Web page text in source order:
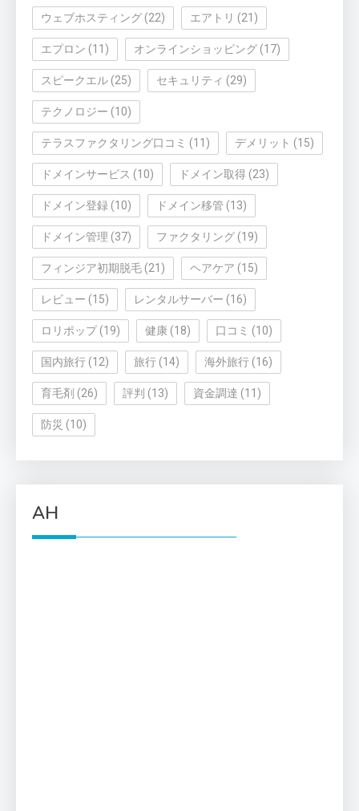
ウェブホスティング (22) エアトリ (21)
エプロン (11) オンラインショッピング (17)
スピークエル (25) セキュリティ (29)
テクノロジー (10)
テラスファクタリング口コミ (11) デメリット (15)
ドメインサービス (10) ドメイン取得 (23)
ドメイン登録 (10) ドメイン移管 (13)
ドメイン管理 (37) ファクタリング (19)
フィンジア初期脱毛 (21) ヘアケア (15)
レビュー (15) レンタルサーバー (16)
ロリポップ(19) 健康 (18) 口コミ (10)
国内旅行 (12) 旅行 (14) 海外旅行 (16)
育毛剤 (26) 評判 (13) 資金調達 (11)
防災 (10)
AH